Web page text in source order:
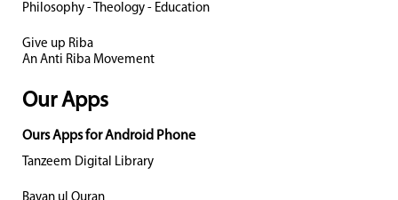
Philosophy - Theology - Education
Give up Riba
An Anti Riba Movement
Our Apps
Ours Apps for Android Phone
Tanzeem Digital Library